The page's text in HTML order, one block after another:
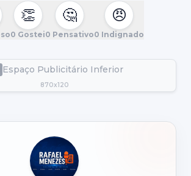
👏
0 Gostei
🤔
0 Pensativo
😠
0 Indignado
Espaço Publicitário Inferior
870x120